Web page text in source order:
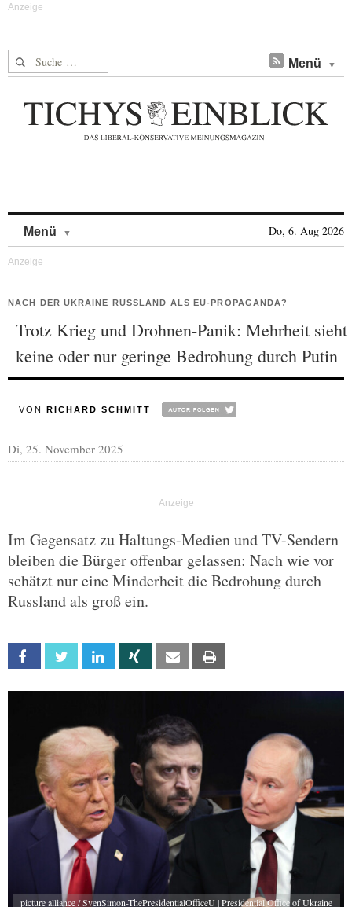
Suche nach: Menü
Menü Do, 6. Aug 2026
NACH DER UKRAINE RUSSLAND ALS EU-PROPAGANDA?
Trotz Krieg und Drohnen-Panik: Mehrheit sieht
keine oder nur geringe Bedrohung durch Putin
VON RICHARD SCHMITT
Di, 25. November 2025
Im Gegensatz zu Haltungs-Medien und TV-Sendern
bleiben die Bürger offenbar gelassen: Nach wie vor
schätzt nur eine Minderheit die Bedrohung durch
Russland als groß ein.
Facebook Twitter Linkedin Xing Email
picture alliance / SvenSimon-ThePresidentialOfficeU | Presidential Office of Ukraine